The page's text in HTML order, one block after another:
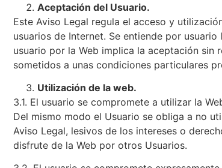
Aceptación del Usuario.
Este Aviso Legal regula el acceso y
usuarios de Internet. Se entiende por
usuario por la Web implica la aceptación sin
sometidos a unas condiciones particulares
Utilización de la web.
3.1. El usuario se compromete a utilizar la
Del mismo modo el Usuario se obliga a no
Aviso Legal, lesivos de los intereses o
disfrute de la Web por otros Usuarios.